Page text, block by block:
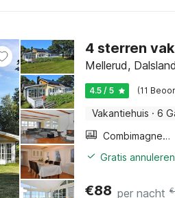
4 sterren
Mellerud, Dalsland
4.5 / 5 (11
Vakantiehuis · 6
Combimagnetron
Gratis
€88 per nacht €